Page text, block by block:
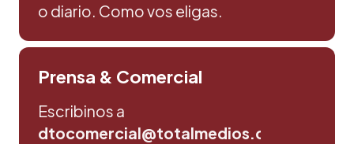
o diario. Como vos eligas.
Prensa & Comercial
Escribinos a
dtocomercial@totalmedios.com